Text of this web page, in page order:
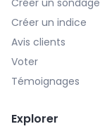
Créer un sondage
Créer un indice
Avis clients
Voter
Témoignages
Explorer